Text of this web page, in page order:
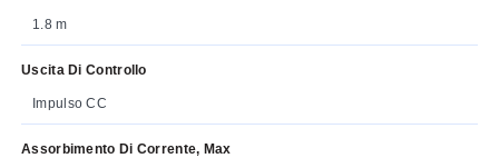
1.8 m
Uscita Di Controllo
Impulso CC
Assorbimento Di Corrente, Max